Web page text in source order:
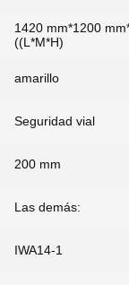
1420 mm*1200
((L*M*H)
amarillo
Seguridad vial
200 mm
Las demás:
IWA14-1